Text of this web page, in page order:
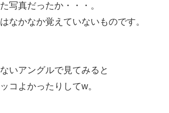
写真だったか・・・。
なかなか覚えていないものです。
いアングルで見てみると
コよかったりしてw。